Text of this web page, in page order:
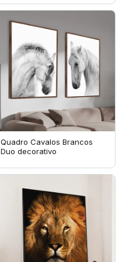
Quadro Cavalos Brancos
Duo decorativo